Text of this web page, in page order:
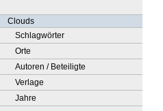
Clouds
Schlagwörter
Orte
Autoren / Beteiligte
Verlage
Jahre